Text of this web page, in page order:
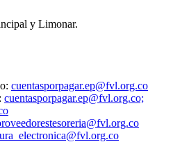
y Limonar.
cuentasporpagar.ep@fvl.org.co
cuentasporpagar.ep@fvl.org.co;